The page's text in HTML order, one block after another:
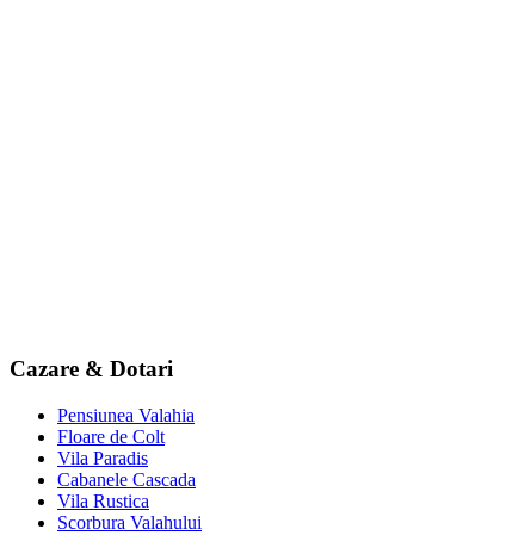
Floare de Colt
Vila Paradis
Cabanele Cascada
Vila Rustica
Scorbura Valahului